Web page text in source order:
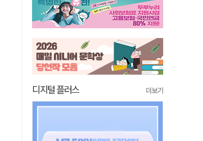
디지털 플러스 더보기